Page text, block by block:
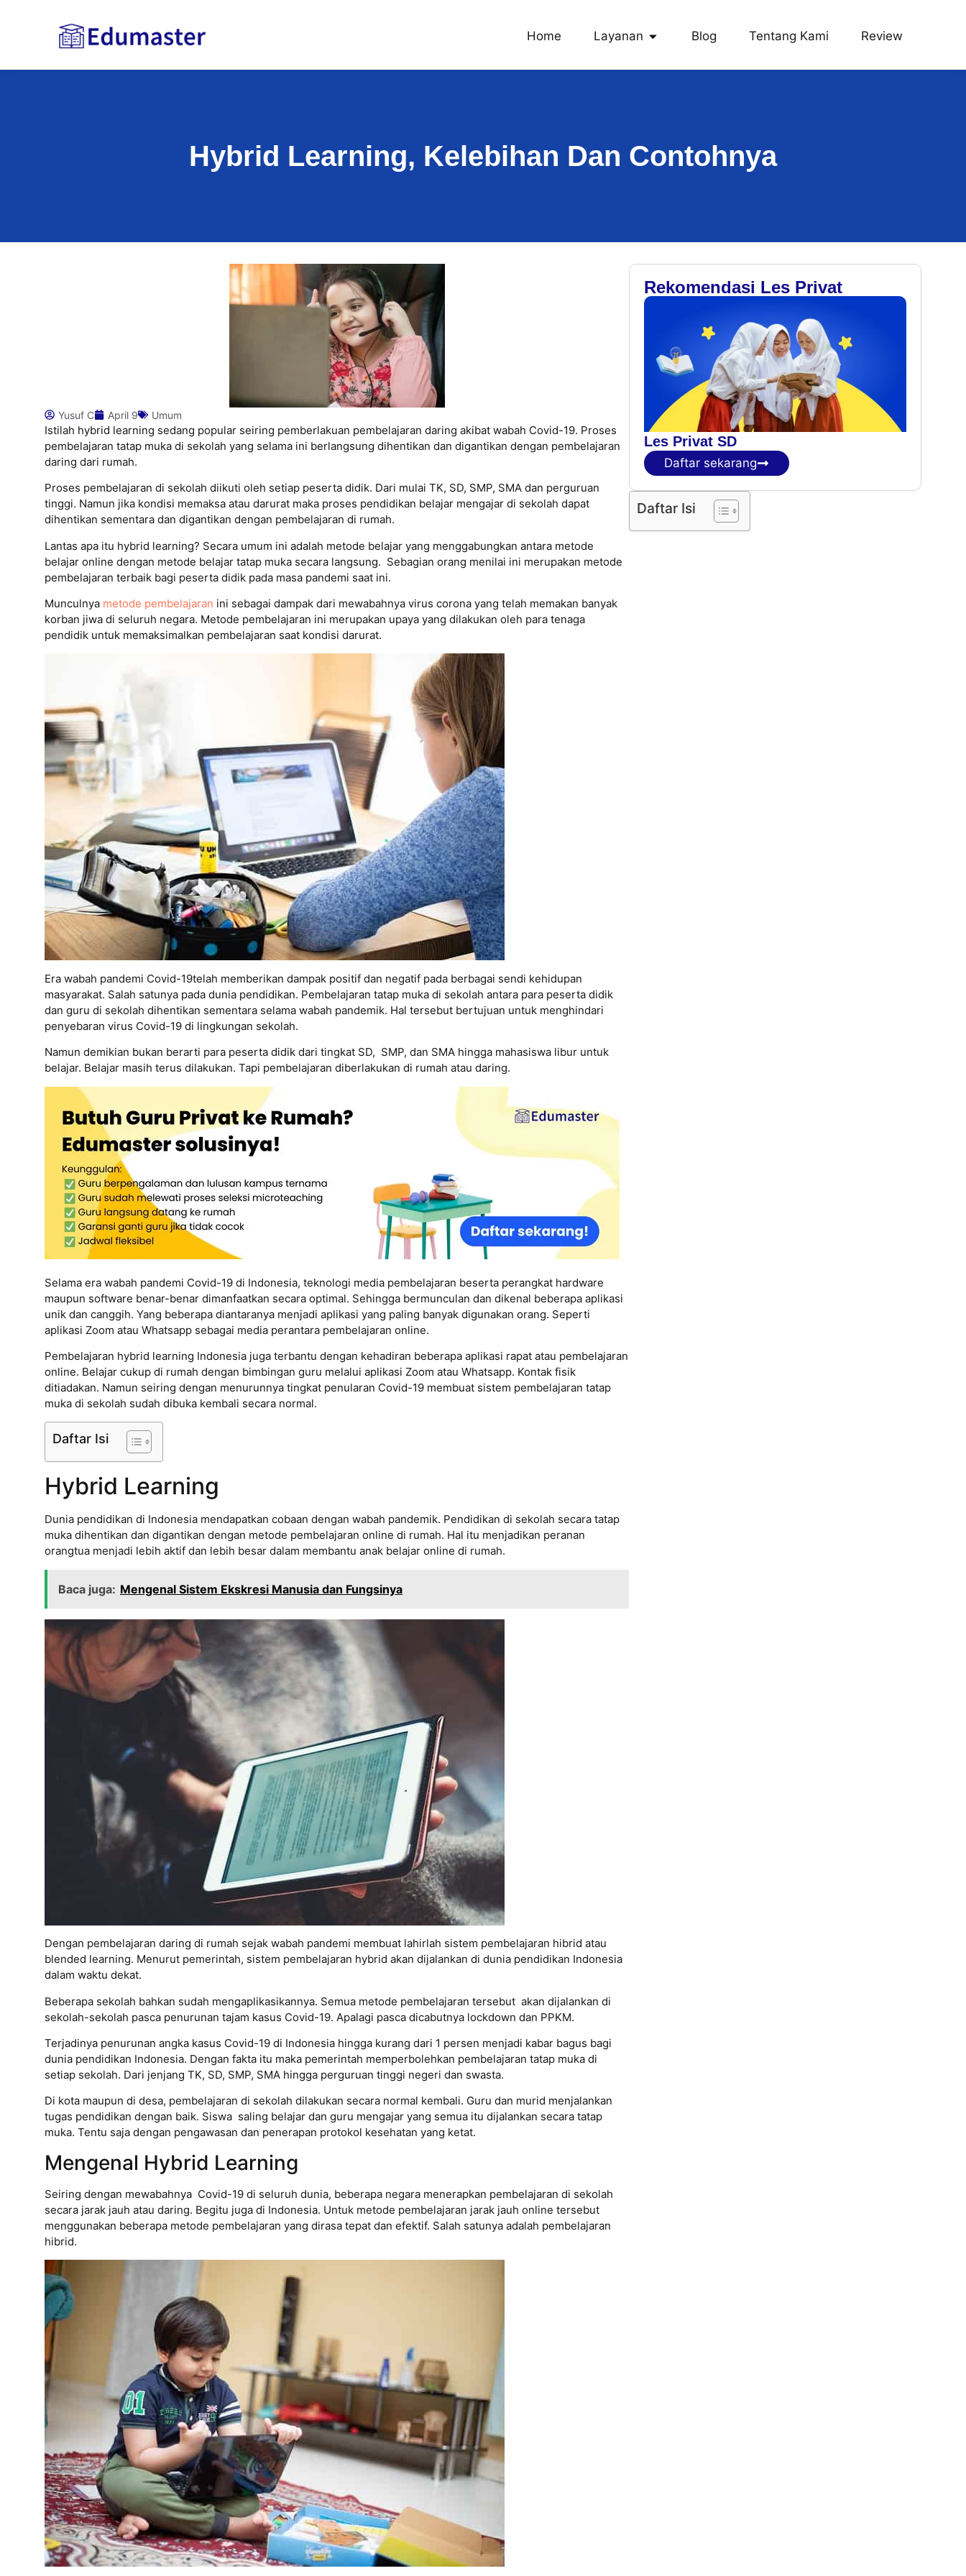
Home Layanan Blog Tentang Kami Review
Hybrid Learning, Kelebihan Dan Contohnya
Yusuf C April 9 Umum
Istilah hybrid learning sedang popular seiring pemberlakuan pembelajaran daring akibat wabah Covid-19. Proses
pembelajaran tatap muka di sekolah yang selama ini berlangsung dihentikan dan digantikan dengan pembelajaran
daring dari rumah.
Proses pembelajaran di sekolah diikuti oleh setiap peserta didik. Dari mulai TK, SD, SMP, SMA dan perguruan
tinggi. Namun jika kondisi memaksa atau darurat maka proses pendidikan belajar mengajar di sekolah dapat
dihentikan sementara dan digantikan dengan pembelajaran di rumah.
Lantas apa itu hybrid learning? Secara umum ini adalah metode belajar yang menggabungkan antara metode
belajar online dengan metode belajar tatap muka secara langsung. Sebagian orang menilai ini merupakan metode
pembelajaran terbaik bagi peserta didik pada masa pandemi saat ini.
Munculnya metode pembelajaran ini sebagai dampak dari mewabahnya virus corona yang telah memakan banyak
korban jiwa di seluruh negara. Metode pembelajaran ini merupakan upaya yang dilakukan oleh para tenaga
pendidik untuk memaksimalkan pembelajaran saat kondisi darurat.
Era wabah pandemi Covid-19telah memberikan dampak positif dan negatif pada berbagai sendi kehidupan
masyarakat. Salah satunya pada dunia pendidikan. Pembelajaran tatap muka di sekolah antara para peserta didik
dan guru di sekolah dihentikan sementara selama wabah pandemik. Hal tersebut bertujuan untuk menghindari
penyebaran virus Covid-19 di lingkungan sekolah.
Namun demikian bukan berarti para peserta didik dari tingkat SD, SMP, dan SMA hingga mahasiswa libur untuk
belajar. Belajar masih terus dilakukan. Tapi pembelajaran diberlakukan di rumah atau daring.
Selama era wabah pandemi Covid-19 di Indonesia, teknologi media pembelajaran beserta perangkat hardware
maupun software benar-benar dimanfaatkan secara optimal. Sehingga bermunculan dan dikenal beberapa aplikasi
unik dan canggih. Yang beberapa diantaranya menjadi aplikasi yang paling banyak digunakan orang. Seperti
aplikasi Zoom atau Whatsapp sebagai media perantara pembelajaran online.
Pembelajaran hybrid learning Indonesia juga terbantu dengan kehadiran beberapa aplikasi rapat atau pembelajaran
online. Belajar cukup di rumah dengan bimbingan guru melalui aplikasi Zoom atau Whatsapp. Kontak fisik
ditiadakan. Namun seiring dengan menurunnya tingkat penularan Covid-19 membuat sistem pembelajaran tatap
muka di sekolah sudah dibuka kembali secara normal.
Daftar Isi
Hybrid Learning
Dunia pendidikan di Indonesia mendapatkan cobaan dengan wabah pandemik. Pendidikan di sekolah secara tatap
muka dihentikan dan digantikan dengan metode pembelajaran online di rumah. Hal itu menjadikan peranan
orangtua menjadi lebih aktif dan lebih besar dalam membantu anak belajar online di rumah.
Baca juga: Mengenal Sistem Ekskresi Manusia dan Fungsinya
Dengan pembelajaran daring di rumah sejak wabah pandemi membuat lahirlah sistem pembelajaran hibrid atau
blended learning. Menurut pemerintah, sistem pembelajaran hybrid akan dijalankan di dunia pendidikan Indonesia
dalam waktu dekat.
Beberapa sekolah bahkan sudah mengaplikasikannya. Semua metode pembelajaran tersebut akan dijalankan di
sekolah-sekolah pasca penurunan tajam kasus Covid-19. Apalagi pasca dicabutnya lockdown dan PPKM.
Terjadinya penurunan angka kasus Covid-19 di Indonesia hingga kurang dari 1 persen menjadi kabar bagus bagi
dunia pendidikan Indonesia. Dengan fakta itu maka pemerintah memperbolehkan pembelajaran tatap muka di
setiap sekolah. Dari jenjang TK, SD, SMP, SMA hingga perguruan tinggi negeri dan swasta.
Di kota maupun di desa, pembelajaran di sekolah dilakukan secara normal kembali. Guru dan murid menjalankan
tugas pendidikan dengan baik. Siswa saling belajar dan guru mengajar yang semua itu dijalankan secara tatap
muka. Tentu saja dengan pengawasan dan penerapan protokol kesehatan yang ketat.
Mengenal Hybrid Learning
Seiring dengan mewabahnya Covid-19 di seluruh dunia, beberapa negara menerapkan pembelajaran di sekolah
secara jarak jauh atau daring. Begitu juga di Indonesia. Untuk metode pembelajaran jarak jauh online tersebut
menggunakan beberapa metode pembelajaran yang dirasa tepat dan efektif. Salah satunya adalah pembelajaran
hibrid.
Rekomendasi Les Privat
Les Privat SD
Daftar sekarang
Daftar Isi